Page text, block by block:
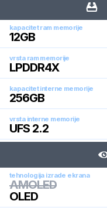
kapacitet ram memorije
12GB
vrsta ram memorije
LPDDR4X
kapacitet interne memorije
256GB
vrsta interne memorije
UFS 2.2
tehnologija izrade ekrana
AMOLED
OLED